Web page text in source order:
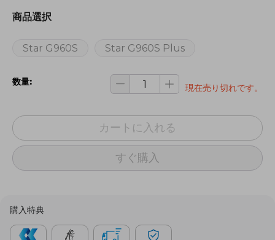
商品選択
Star G960S Star G960S Plus
数量:
現在売り切れです。
カートに入れる
すぐ購入
購入特典